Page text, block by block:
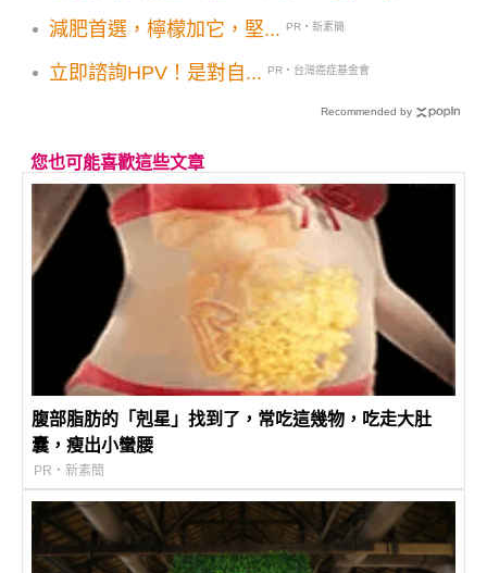
減肥首選，檸檬加它，堅...
PR・新素簡
立即諮詢HPV！是對自... PR・台灣癌症基金會
Recommended by
您也可能喜歡這些文章
腹部脂肪的「剋星」找到了，常吃這幾物，吃走大肚
囊，瘦出小蠻腰
PR・新素簡